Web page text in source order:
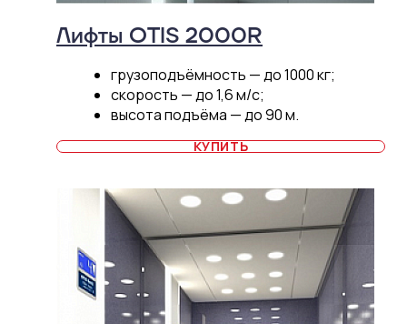
Лифты OTIS 2000R
грузоподъёмность — до 1000 кг;
скорость — до 1,6 м/c;
высота подъёма — до 90 м.
КУПИТЬ